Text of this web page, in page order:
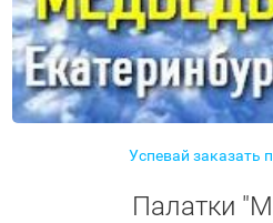
Успевай заказать
Палатки